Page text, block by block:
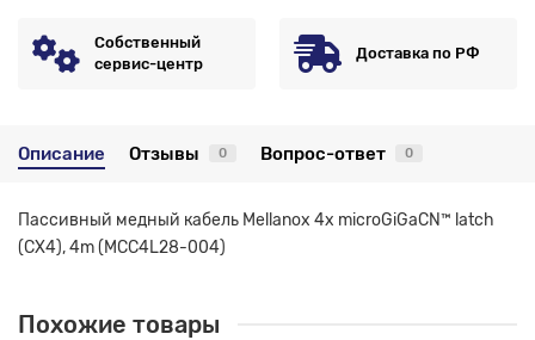
Собственный
сервис-центр
Доставка по РФ
Описание Отзывы 0 Вопрос-ответ 0
Пассивный медный кабель Mellanox 4x microGiGaCN™ latch
(CX4), 4m (MCC4L28-004)
Похожие товары